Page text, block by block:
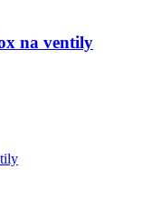
na ventily